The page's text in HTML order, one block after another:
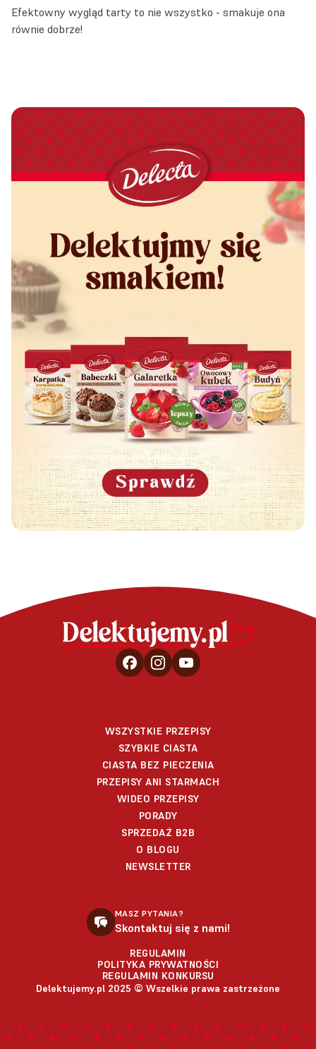
Efektowny wygląd tarty to nie wszystko - smakuje ona
równie dobrze!
WSZYSTKIE PRZEPISY
SZYBKIE CIASTA
CIASTA BEZ PIECZENIA
PRZEPISY ANI STARMACH
WIDEO PRZEPISY
PORADY
SPRZEDAŻ B2B
O BLOGU
NEWSLETTER
MASZ PYTANIA?
Skontaktuj się z nami!
REGULAMIN
POLITYKA PRYWATNOŚCI
REGULAMIN KONKURSU
Delektujemy.pl 2025 © Wszelkie prawa zastrzeżone